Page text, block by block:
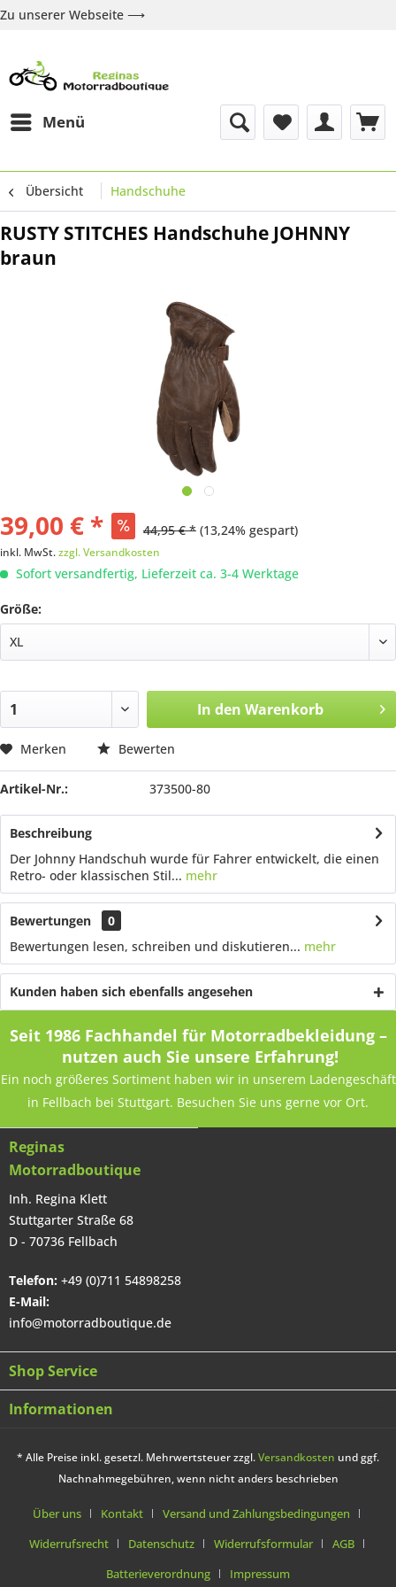
Zu unserer Webseite ⟶
Menü
Übersicht Handschuhe
RUSTY STITCHES Handschuhe JOHNNY
braun
39,00 € * 44,95 € * (13,24% gespart)
inkl. MwSt.zzgl. Versandkosten
Sofort versandfertig, Lieferzeit ca. 3-4 Werktage
Größe:
In den Warenkorb
Merken Bewerten
Artikel-Nr.: 373500-80
Beschreibung
Der Johnny Handschuh wurde für Fahrer entwickelt, die einen
Retro- oder klassischen Stil... mehr
Bewertungen
0
Bewertungen lesen, schreiben und diskutieren... mehr
Kunden haben sich ebenfalls angesehen
Seit 1986 Fachhandel für Motorradbekleidung –
nutzen auch Sie unsere Erfahrung!
Ein noch größeres Sortiment haben wir in unserem Ladengeschäft
in Fellbach bei Stuttgart. Besuchen Sie uns gerne vor Ort.
Reginas
Motorradboutique
Inh. Regina Klett
Stuttgarter Straße 68
D - 70736 Fellbach
Telefon: +49 (0)711 54898258
E-Mail:
info@motorradboutique.de
Shop Service
Informationen
* Alle Preise inkl. gesetzl. Mehrwertsteuer zzgl.Versandkosten und ggf.
Nachnahmegebühren, wenn nicht anders beschrieben
Über uns Kontakt
Versand und Zahlungsbedingungen
Widerrufsrecht
Datenschutz Widerrufsformular
AGB
Batterieverordnung
Impressum